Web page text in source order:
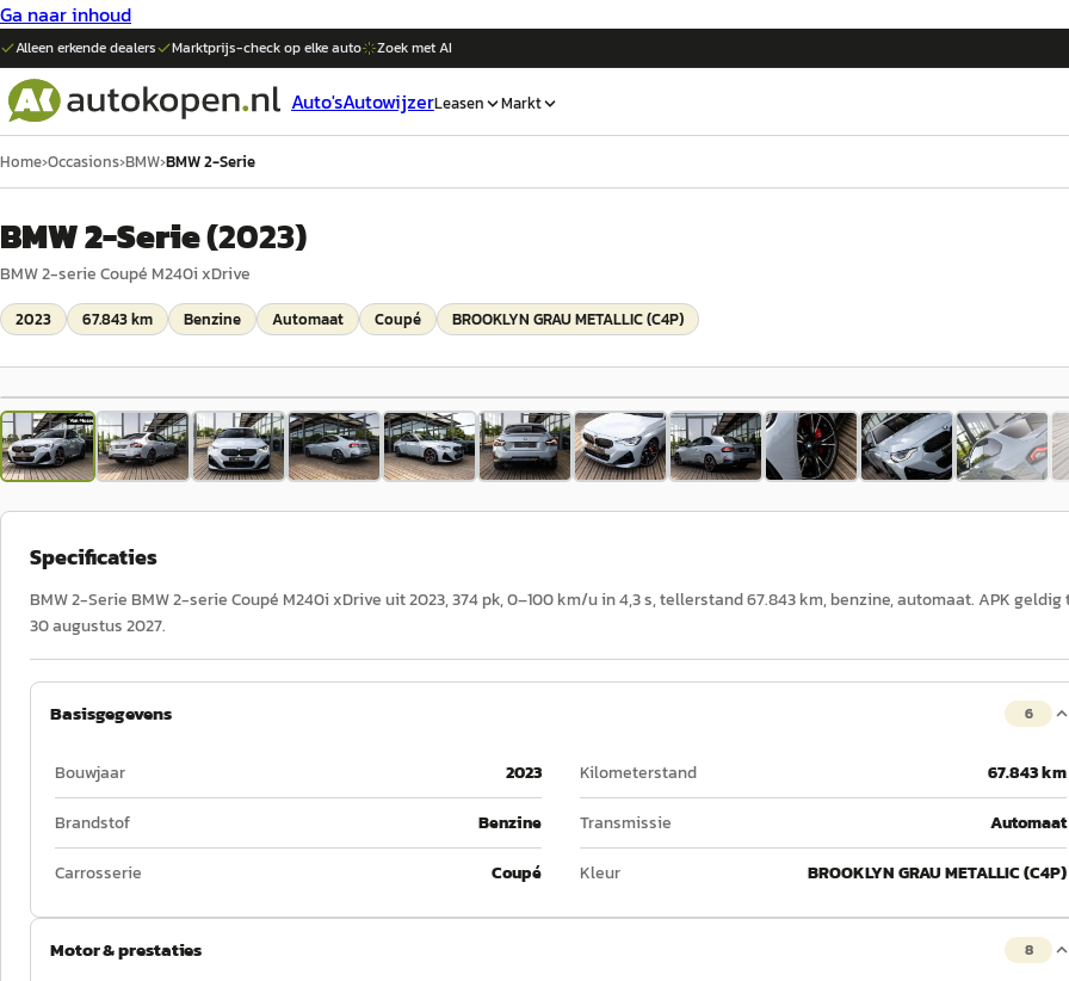
Ga naar inhoud
Alleen erkende dealers Marktprijs-check op elkeauto Zoek met AI
Auto'sAutowijzerLeasen Markt
Home›Occasions›BMW›BMW 2-Serie
BMW 2-Serie(2023)
BMW 2-serie Coupé M240i xDrive
2023 67.843 km Benzine Automaat Coupé BROOKLYN GRAU METALLIC (C4P)
1
Specificaties
BMW 2-Serie BMW 2-serie Coupé M240i xDrive uit 2023, 374 pk, 0–100 km/u in 4,3 s, tellerstand 67.843 km, benzine, automaat. APK geldig
30 augustus 2027.
Basisgegevens 6
Bouwjaar 2023 Kilometerstand
67.843 km
Brandstof
Benzine Transmissie
Automaat
Carrosserie
Coupé Kleur BROOKLYN GRAU METALLIC (C4P)
Motor & prestaties 8